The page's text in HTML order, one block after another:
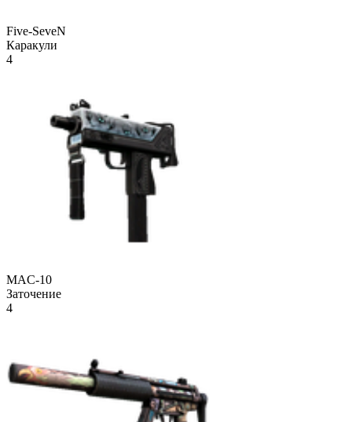
Five-SeveN
Каракули
4
MAC-10
Заточение
4